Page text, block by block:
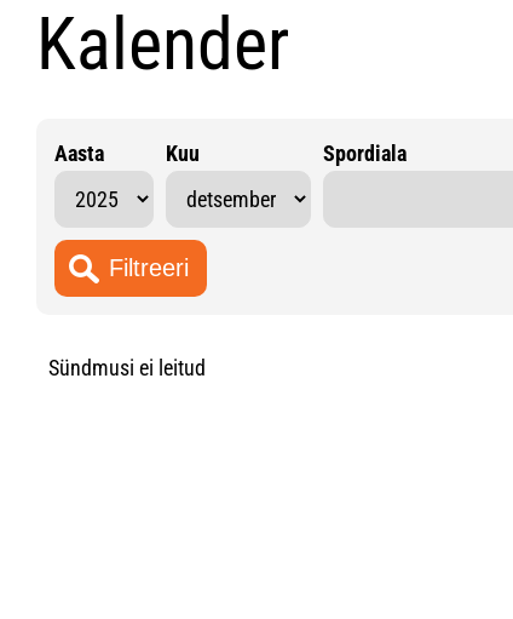
Kalender
Aasta Kuu Spordiala
Sündmusi ei leitud